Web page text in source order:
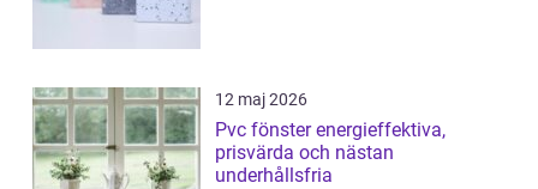
12 maj 2026
Pvc fönster energieffektiva,
prisvärda och nästan
underhållsfria